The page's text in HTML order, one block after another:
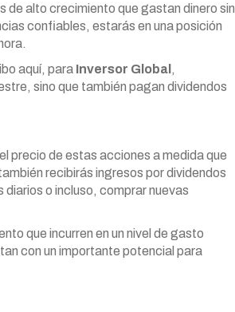
de alto crecimiento que gastan dinero sin
confiables, estarás en una posición
aquí, para Inversor Global ,
sino que también pagan dividendos
precio de estas acciones a medida que
recibirás ingresos por dividendos
o incluso, comprar nuevas
que incurren en un nivel de gasto
con un importante potencial para